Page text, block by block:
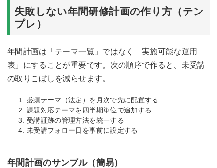
失敗しない年間研修計画の作り方（テン
プレ）
年間計画は「テーマ一覧」ではなく「実施可能な運用
表」にすることが重要です。次の順序で作ると、未受講
の取りこぼしを減らせます。
必須テーマ（法定）を月次で先に配置する
課題対応テーマを四半期単位で追加する
受講証跡の管理方法を統一する
未受講フォロー日を事前に設定する
年間計画のサンプル（簡易）